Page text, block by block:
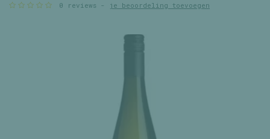
0 reviews - je beoordeling toevoegen